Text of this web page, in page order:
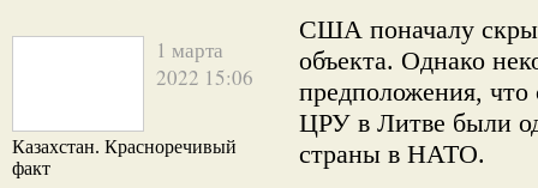
1 марта
2022 15:06
Казахстан. Красноречивый
факт
США поначалу
объекта. Однако
предположения,
ЦРУ в Литве были
страны в НАТО.